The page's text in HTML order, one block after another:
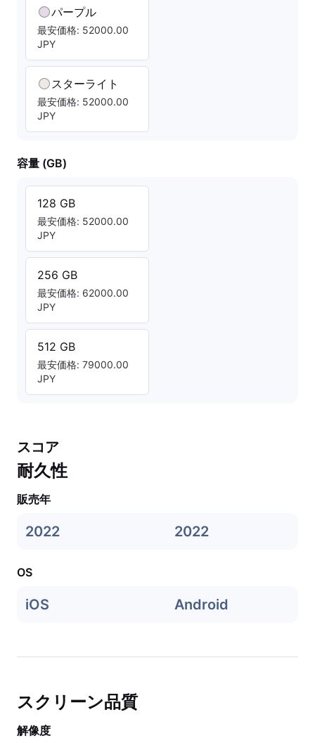
パープル
最安価格: 52000.00
JPY
スターライト
最安価格: 52000.00
JPY
容量 (GB)
128 GB
最安価格: 52000.00
JPY
256 GB
最安価格: 62000.00
JPY
512 GB
最安価格: 79000.00
JPY
スコア
耐久性
販売年
2022 2022
OS
iOS Android
スクリーン品質
解像度